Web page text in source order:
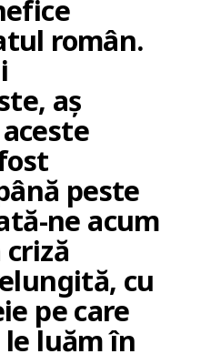
român.
aș
peste
ne acum
cu
pe care
luăm în